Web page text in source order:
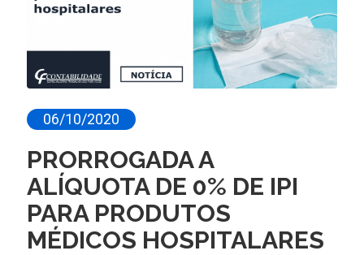
06/10/2020
PRORROGADA A
ALÍQUOTA DE 0% DE IPI
PARA PRODUTOS
MÉDICOS HOSPITALARES